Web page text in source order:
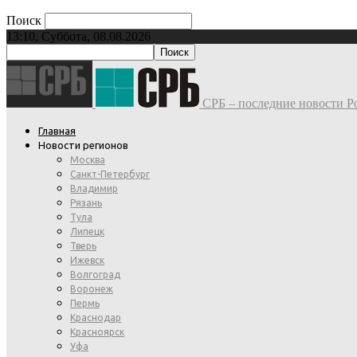
Поиск
13:10, Суббота, 08.08.2026
СРБ – последние новости
Главная
Новости регионов
Москва
Санкт-Петербург
Владимир
Рязань
Тула
Липецк
Тверь
Ижевск
Волгоград
Воронеж
Пермь
Краснодар
Красноярск
Уфа